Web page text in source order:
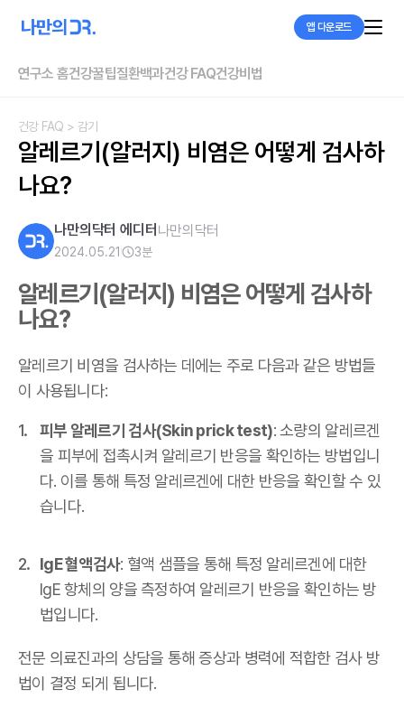
앱 다운로드
연구소 홈건강꿀팁질환백과건강 FAQ건강비법
건강 FAQ > 감기
알레르기(알러지) 비염은 어떻게 검사하
나요?
나만의닥터 에디터 나만의닥터
2024.05.21 3분
알레르기(알러지) 비염은 어떻게 검사하
나요?
알레르기 비염을 검사하는 데에는 주로 다음과 같은 방법들
이 사용됩니다:
피부 알레르기 검사(Skin prick test): 소량의 알레르겐
을 피부에 접촉시켜 알레르기 반응을 확인하는 방법입니
다. 이를 통해 특정 알레르겐에 대한 반응을 확인할 수 있
습니다.
IgE 혈액검사: 혈액 샘플을 통해 특정 알레르겐에 대한
IgE 항체의 양을 측정하여 알레르기 반응을 확인하는 방
법입니다.
전문 의료진과의 상담을 통해 증상과 병력에 적합한 검사 방
법이 결정 되게 됩니다.